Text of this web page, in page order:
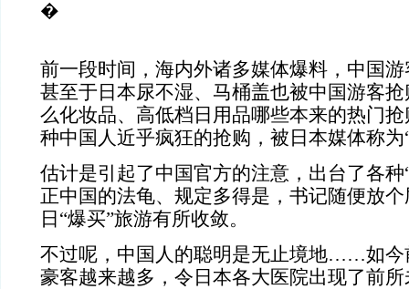
�
前一段时间，海内外诸多媒体爆料， 中国
甚至于日本尿不湿、马桶盖也被中国游客
么化妆品、高低档日用品哪些本来的热门
种中国人近乎疯狂的抢购，被日本媒体称为
估计是引起了中国官方的注意，出台了各种
正中国的法龟、规定多得是，书记随便放
日“爆买”旅游有所收敛。
不过呢，中国人的聪明是无止境地……如今
豪客越来越多，令日本各大医院出现了前所